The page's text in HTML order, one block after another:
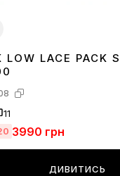
41
LOW LACE PACK
11
3990 грн
ДИВИТИСЬ